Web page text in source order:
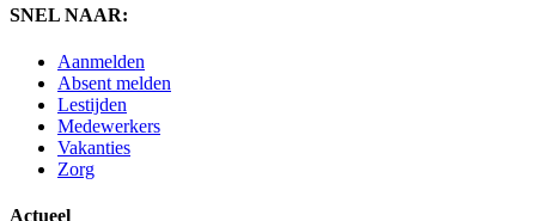
SNEL NAAR:
Aanmelden
Absent melden
Lestijden
Medewerkers
Vakanties
Zorg
Actueel